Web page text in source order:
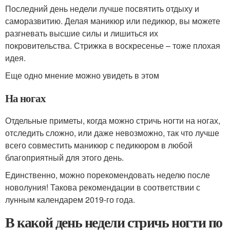
Последний день недели лучше посвятить отдыху и
саморазвитию. Делая маникюр или педикюр, вы можете
разгневать высшие силы и лишиться их
покровительства. Стрижка в воскресенье – тоже плохая
идея.
Еще одно мнение можно увидеть в этом
На ногах
Отдельные приметы, когда можно стричь ногти на ногах,
отследить сложно, или даже невозможно, так что лучше
всего совместить маникюр с педикюром в любой
благоприятный для этого день.
Единственно, можно порекомендовать неделю после
новолуния! Такова рекомендации в соответствии с
лунным календарем 2019-го года.
В какой день недели стричь ногти по